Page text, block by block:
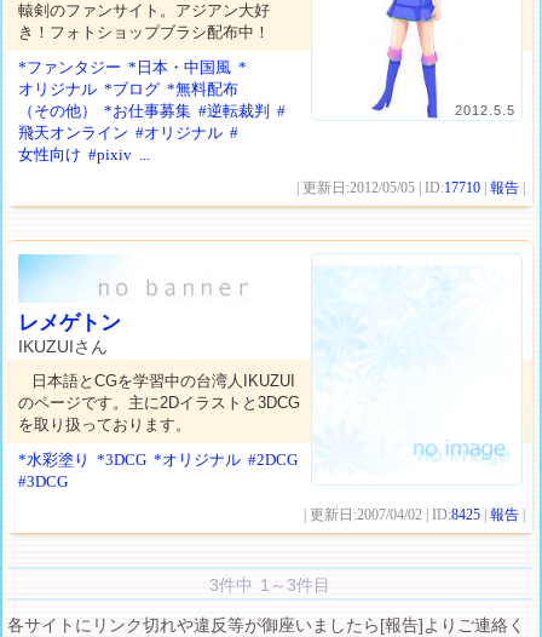
2012.5.5
轅剣のファンサイト。アジアン大好
き！フォトショップブラシ配布中！
*ファンタジー *日本・中国風 *
オリジナル *ブログ *無料配布
（その他）
*お仕事募集 #逆転裁判
#
飛天オンライン #オリジナル #
女性向け #pixiv ...
| 更新日:2012/05/05 | ID:17710 |報告
レメゲトン
IKUZUIさん
日本語とCGを学習中の台湾人IKUZUI
のページです。主に2Dイラストと3DCG
を取り扱っております。
*水彩塗り
*3DCG *オリジナル #2DCG
#3DCG
| 更新日:2007/04/02 | ID:8425 |報告
3件中 1～3件目
各サイトにリンク切れや違反等が御座いましたら[報告]よりご連絡く